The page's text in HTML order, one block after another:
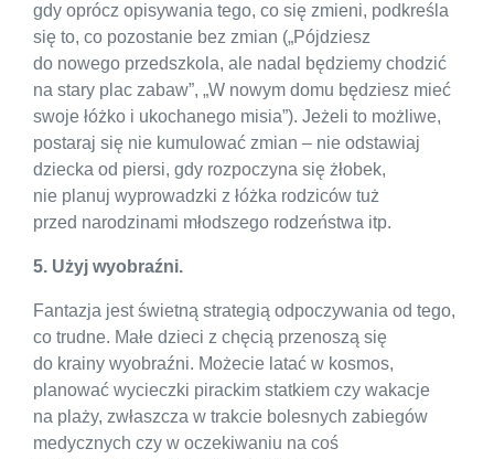
gdy oprócz opisywania tego, co się zmieni, podkreśla
się to, co pozostanie bez zmian („Pójdziesz
do nowego przedszkola, ale nadal będziemy chodzić
na stary plac zabaw”, „W nowym domu będziesz mieć
swoje łóżko i ukochanego misia”). Jeżeli to możliwe,
postaraj się nie kumulować zmian – nie odstawiaj
dziecka od piersi, gdy rozpoczyna się żłobek,
nie planuj wyprowadzki z łóżka rodziców tuż
przed narodzinami młodszego rodzeństwa itp.
5. Użyj wyobraźni.
Fantazja jest świetną strategią odpoczywania od tego,
co trudne. Małe dzieci z chęcią przenoszą się
do krainy wyobraźni. Możecie latać w kosmos,
planować wycieczki pirackim statkiem czy wakacje
na plaży, zwłaszcza w trakcie bolesnych zabiegów
medycznych czy w oczekiwaniu na coś